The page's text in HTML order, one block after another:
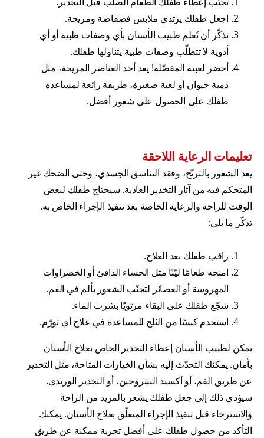
اجعل طفلك يرتدي ملابس فضفاضة ومريحة.
تذكّر أن تُعلم طبيب الأسنان بأي وصفات طبية أو أي
أدوية لا تتطلّب وصفات طبية يتناولها طفلك.
أحضر لعبته المفضّلة! يعد أحد العناصر المريحة، مثل
دمية حيوان أو لعبة صغيرة، طريقة رائعة لمساعدة
طفلك على الحصول على شعور أفضل.
تعليمات الرعاية اللاحقة
يعد الشعور بالترنّح، وفقد التناسق الجسدي، وحتى الضحك غير
المتحكم فيه من آثار التخدير العادية. سيحتاج طفلك لبعض
الوقت للراحة والرعاية الخاصة بعد تنفيذ الإجراء الخاص به.
تذكّر ما يلي:
راقب طفلك بعد العلاج.
امنحه طعامًا ليّنًا مثل الحساء الدافئ أو الخضراوات
المهروسة أو العصائر لتجنّب الشعور بألم في الفم.
شجّع طفلك على البقاء مرتويًا بشرب الماء.
استخدم كيسًا من الثلج للمساعدة في علاج أي تورّم.
يمكن لطبيب الأسنان إعطاء التخدير الخاص بعلاج الأسنان
بأمان. يمكنك التحدّث إليه بشأن الخيارات المتاحة، مثل التخدير
عن طريق الفم، أو أكسيد النيتروجين، أو التخدير الوريدي.
سيؤدي ذلك إلى جعل طفلك يشعر بالمزيد من الراحة
والاسترخاء قبل تنفيذ الإجراء المتعلّق بعلاج الأسنان. يمكنك
التأكد من حصول طفلك على أفضل تجربة ممكنة عن طريق